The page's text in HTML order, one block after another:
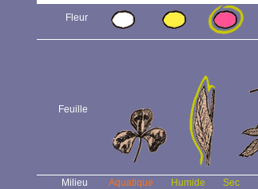
Fleur
Feuille
Milieu Aquatique Humide Sec